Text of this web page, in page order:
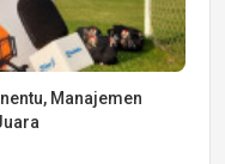
Manajemen